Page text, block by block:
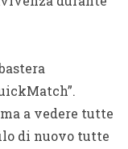
a vedere tutte
di nuovo tutte